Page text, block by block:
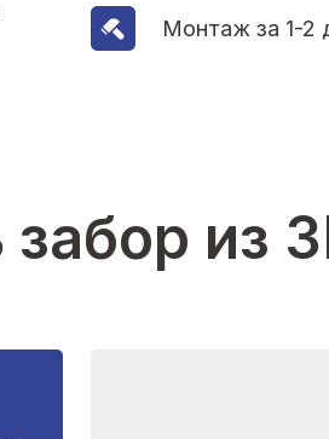
Монтаж за 1-2
из